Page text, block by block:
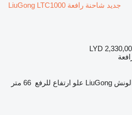
جديد شاحنة رافعة LiuGong LTC1000
LYD
LiuGong علو ارتفاع للرفع 66 متر